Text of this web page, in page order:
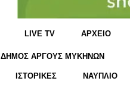
LIVE TV ΑΡΧΕΙΟ
ΔΗΜΟΣ ΑΡΓΟΥΣ ΜΥΚΗΝΩΝ
ΙΣΤΟΡΙΚΕΣ ΝΑΥΠΛΙΟ